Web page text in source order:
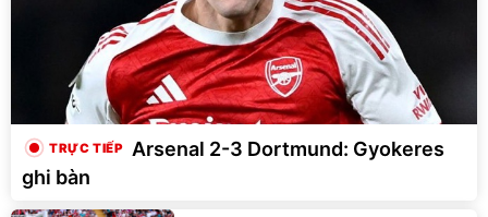
Arsenal 2-3 Dortmund: Gyokeres
ghi bàn